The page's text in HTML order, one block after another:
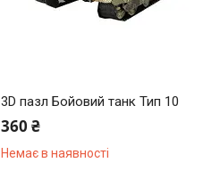
3D пазл Бойовий танк Тип 10
360 ₴
Немає в наявності